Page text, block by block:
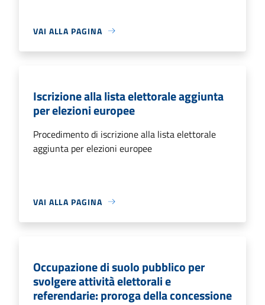
VAI ALLA PAGINA
Iscrizione alla lista elettorale aggiunta
per elezioni europee
Procedimento di iscrizione alla lista elettorale
aggiunta per elezioni europee
VAI ALLA PAGINA
Occupazione di suolo pubblico per
svolgere attività elettorali e
referendarie: proroga della concessione